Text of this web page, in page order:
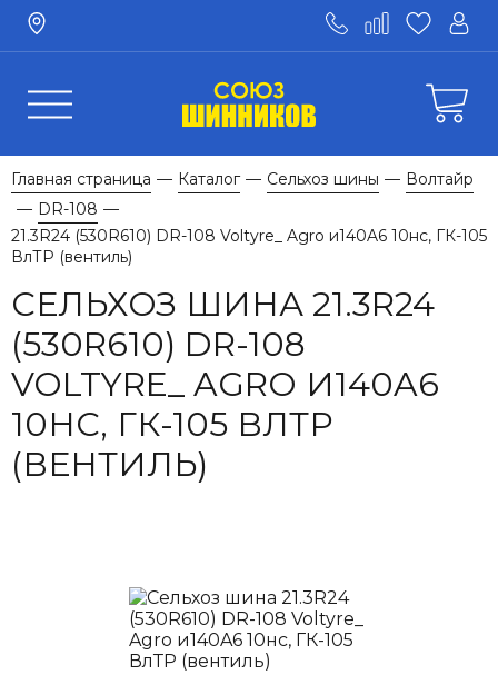
Главная страница — Каталог — Сельхоз шины — Волтайр
— DR-108 —
21.3R24 (530R610) DR-108 Voltyre_ Agro и140A6 10нс, ГК-105
ВлТР (вентиль)
СЕЛЬХОЗ ШИНА 21.3R24
(530R610) DR-108
VOLTYRE_ AGRO И140A6
10НС, ГК-105 ВЛТР
(ВЕНТИЛЬ)